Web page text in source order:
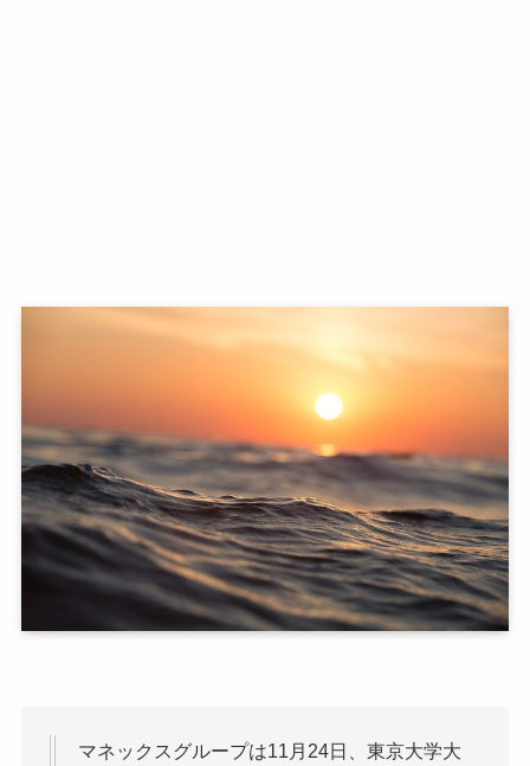
マネックスグループは11月24日、東京大学大